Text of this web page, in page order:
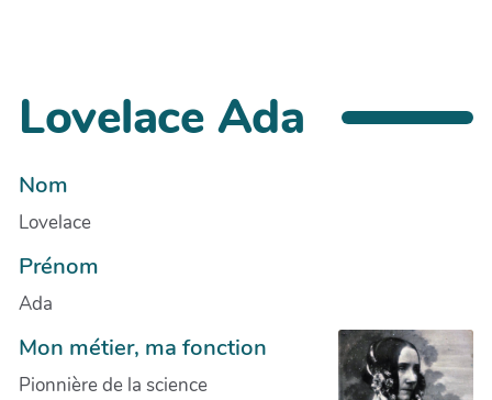
Lovelace Ada
Nom
Lovelace
Prénom
Ada
Mon métier, ma fonction
Pionnière de la science